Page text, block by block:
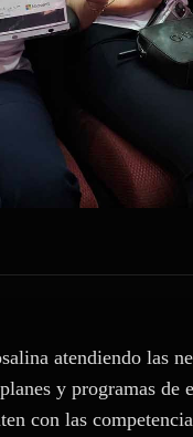
atendiendo las
y programas
con las